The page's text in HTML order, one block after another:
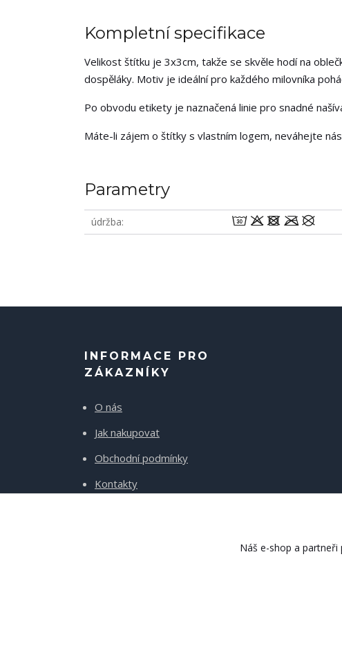
Kompletní specifikace
Velikost štítku je 3x3cm, takže se skvěle hodí na
dospěláky. Motiv je ideální pro každého milovníka
Po obvodu etikety je naznačená linie pro snadné
Máte-li zájem o štítky s vlastním logem, neváhejte
Parametry
údržba wodmU
INFORMACE PRO
ZÁKAZNÍKY
O nás
Jak nakupovat
Obchodní podmínky
Kontakty
Náš e-shop a partneři